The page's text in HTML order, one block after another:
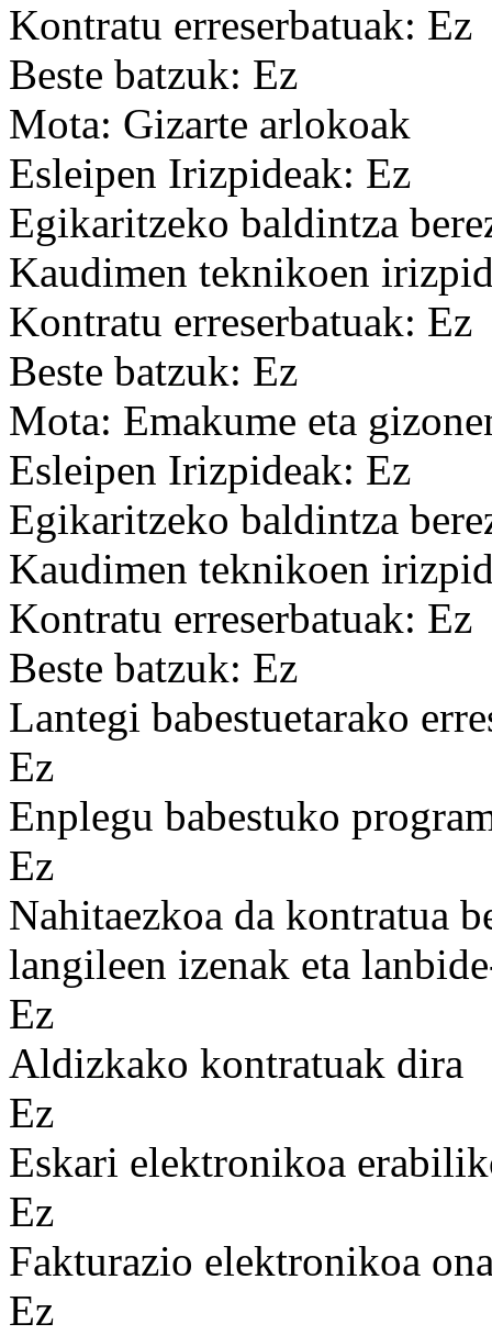
Kontratu erreserbatuak: Ez
Beste batzuk: Ez
Mota: Gizarte arlokoak
Esleipen Irizpideak: Ez
Egikaritzeko baldintza
Kaudimen teknikoen
Kontratu erreserbatuak: Ez
Beste batzuk: Ez
Mota: Emakume eta
Esleipen Irizpideak: Ez
Egikaritzeko baldintza
Kaudimen teknikoen
Kontratu erreserbatuak: Ez
Beste batzuk: Ez
Lantegi babestuetarako
Ez
Enplegu babestuko
Ez
Nahitaezkoa da kontratua
langileen izenak eta
Ez
Aldizkako kontratuak dira
Ez
Eskari elektronikoa
Ez
Fakturazio elektronikoa
Ez